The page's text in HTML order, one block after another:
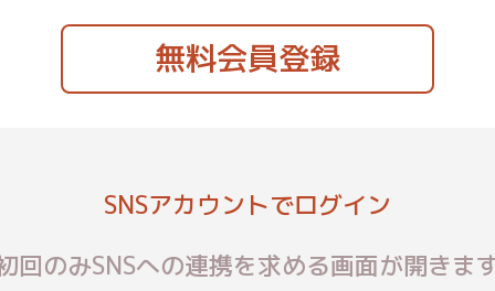
無料会員登録
SNSアカウントでログイン
回のみSNSへの連携を求める画面が開きま